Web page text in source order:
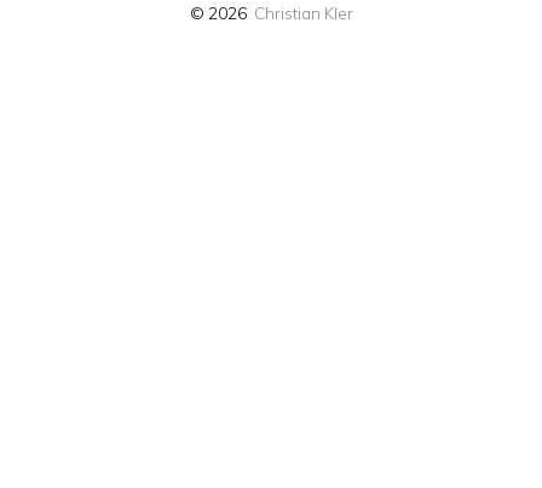
© 2026 Christian Kler